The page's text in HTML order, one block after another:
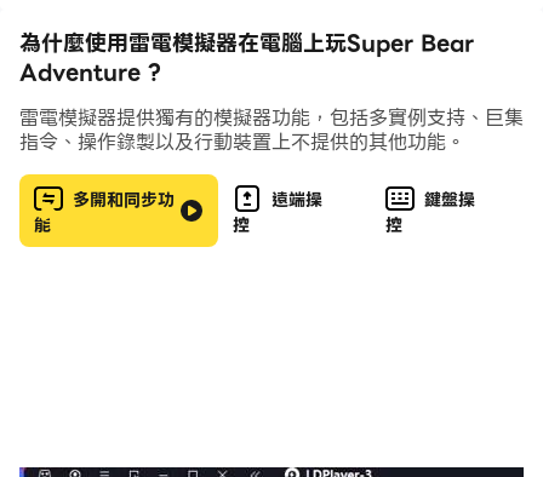
explore this world packed with surprises.
為什麼使用雷電模擬器在電腦上玩Super Bear
Adventure ?
雷電模擬器提供獨有的模擬器功能，包括多實例支持、巨集
指令、操作錄製以及行動裝置上不提供的其他功能。
多開和同步功
能
遠端操
控
鍵盤操
控